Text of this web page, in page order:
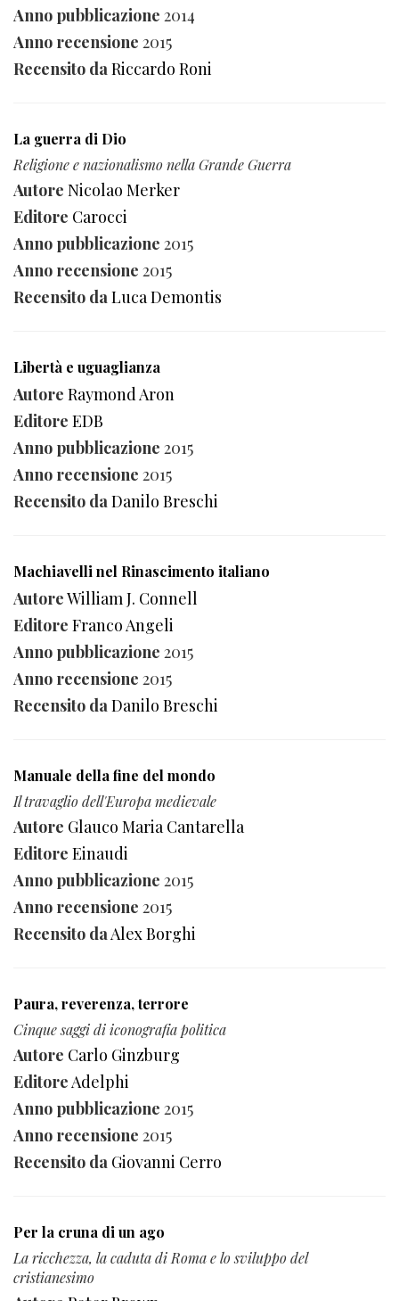
Anno pubblicazione 2014
Anno recensione 2015
Recensito daRiccardo Roni
La guerra di Dio
Religione e nazionalismo nella Grande Guerra
Autore Nicolao Merker
Editore Carocci
Anno pubblicazione 2015
Anno recensione 2015
Recensito daLuca Demontis
Libertà e uguaglianza
Autore Raymond Aron
Editore EDB
Anno pubblicazione 2015
Anno recensione 2015
Recensito daDanilo Breschi
Machiavelli nel Rinascimento italiano
AutoreWilliam J. Connell
Editore Franco Angeli
Anno pubblicazione 2015
Anno recensione 2015
Recensito daDanilo Breschi
Manuale della fine del mondo
Il travaglio dell'Europa medievale
Autore Glauco Maria Cantarella
Editore Einaudi
Anno pubblicazione 2015
Anno recensione 2015
Recensito daAlex Borghi
Paura, reverenza, terrore
Cinque saggi di iconografia politica
Autore Carlo Ginzburg
EditoreAdelphi
Anno pubblicazione 2015
Anno recensione 2015
Recensito da Giovanni Cerro
Per la cruna di un ago
La ricchezza, la caduta di Roma e lo sviluppo del
cristianesimo